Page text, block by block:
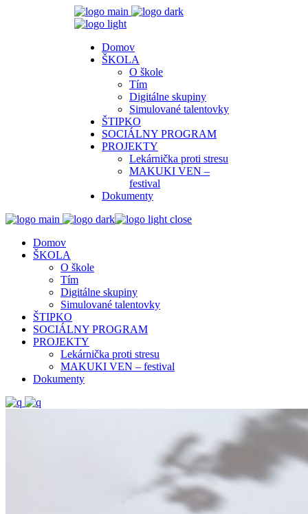
Domov
ŠKOLA
O škole
Tím
Digitálne skupiny
Simulované talentovky
ŠTIPKO
SOCIÁLNY PROGRAM
PROJEKTY
Lekárnička proti stresu
MAKUKI VEN –
festival
Dokumenty
close
Domov
ŠKOLA
O škole
Tím
Digitálne skupiny
Simulované talentovky
ŠTIPKO
SOCIÁLNY PROGRAM
PROJEKTY
Lekárnička proti stresu
MAKUKI VEN – festival
Dokumenty